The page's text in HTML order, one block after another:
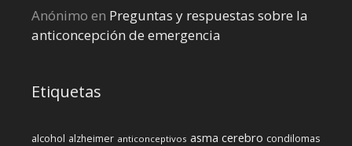
Anónimo en Preguntas y respuestas sobre la
anticoncepción de emergencia
Etiquetas
alcohol alzheimer anticonceptivos asma cerebro condilomas